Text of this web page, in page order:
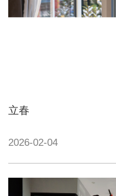
立春
2026-02-04